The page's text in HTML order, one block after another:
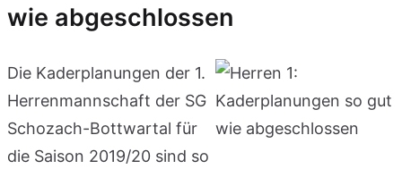
wie abgeschlossen
Die Kaderplanungen der 1.
Herrenmannschaft der SG
Schozach-Bottwartal für
die Saison 2019/20 sind so